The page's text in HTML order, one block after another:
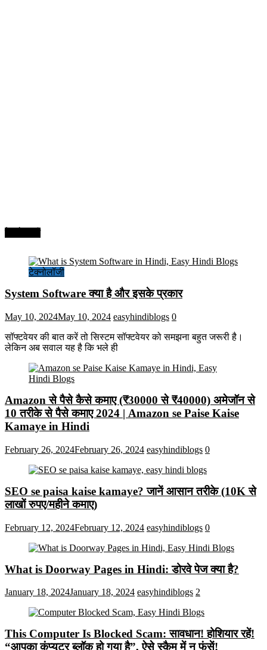
टेक्नोलॉजी
System Software क्या है और इसके प्रकार
May 10, 2024May 10, 2024 easyhindiblogs 0
सॉफ्टवेयर की बात करें तो सिस्टम सॉफ्टवेयर को समझना बहुत जरूरी है।
लेकिन अब सवाल यह है कि भले ही
Amazon से पैसे कैसे कमाए (₹30000 से ₹40000) अमेजॉन से
10 तरीके से पैसे कमाए 2024 | Amazon se Paise Kaise
Kamaye in Hindi
February 26, 2024February 26, 2024 easyhindiblogs 0
SEO se paisa kaise kamaye? जानें आसान तरीके (10K से
लाखों रुपए/महीने कमाए)
February 12, 2024February 12, 2024 easyhindiblogs 0
What is Doorway Pages in Hindi: डोरवे पेज क्या है?
January 18, 2024January 18, 2024 easyhindiblogs 2
This Computer Is Blocked Scam: सावधान! होशियार रहें!
“आपका कंप्यूटर ब्लॉक हो गया है”, ऐसे स्कैम में न फंसें!